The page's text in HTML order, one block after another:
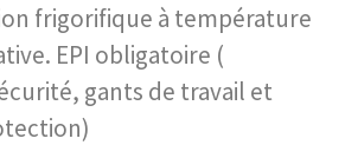
frigorifique à température
EPI obligatoire (
gants de travail et